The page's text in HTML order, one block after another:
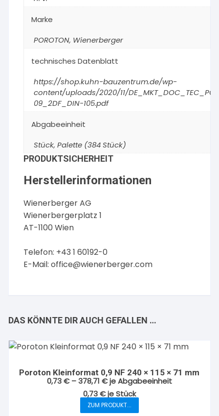
Marke
POROTON, Wienerberger
technisches Datenblatt
https://shop.kuhn-bauzentrum.de/wp-
content/uploads/2020/11/
09_2DF_DIN-105.pdf
Abgabeeinheit
Stück, Palette (384 Stück)
PRODUKTSICHERHEIT
Herstellerinformationen
Wienerberger AG
Wienerbergerplatz 1
AT-1100 Wien
Telefon: +43 1 60192-0
E-Mail:office@wienerberger.com
DAS KÖNNTE DIR AUCH GEFALLEN …
Poroton Kleinformat 0,9 NF 240 × 115 × 71 mm
0,73€–378,71 €je Abgabeeinheit
0,73€jeStück
ZUM PRODUKT...
Dieses